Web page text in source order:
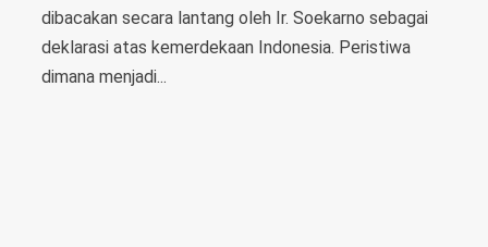
dibacakan secara lantang oleh Ir. Soekarno sebagai
deklarasi atas kemerdekaan Indonesia. Peristiwa
dimana menjadi...